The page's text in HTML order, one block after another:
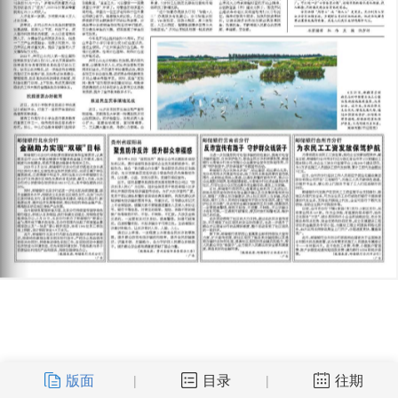
版面 | 目录 | 往期